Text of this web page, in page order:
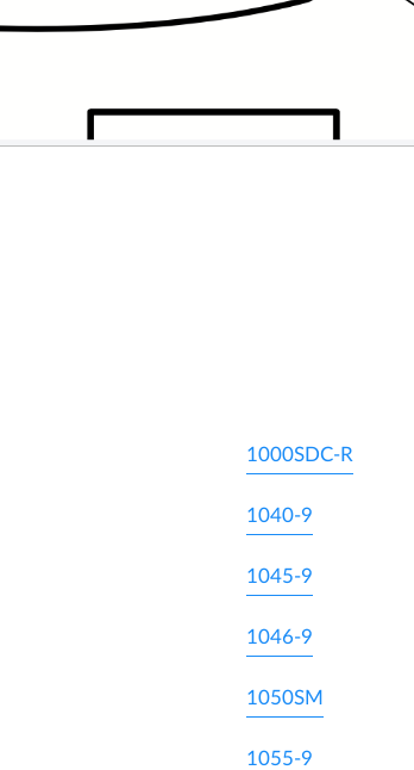
1000SDC-R
1040-9
1045-9
1046-9
1050SM
1055-9